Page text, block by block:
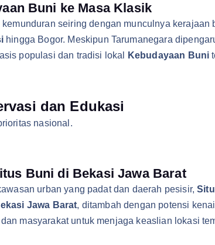
Buni ke Masa Klasik
kemunduran seiring dengan munculnya
hingga Bogor. Meskipun Tarumanegara
populasi dan tradisi lokal
Kebudayaan Buni
dan Edukasi
nasional.
Buni di Bekasi Jawa Barat
urban yang padat dan daerah pesisir,
Jawa Barat, ditambah dengan potensi
masyarakat untuk menjaga keaslian lokasi